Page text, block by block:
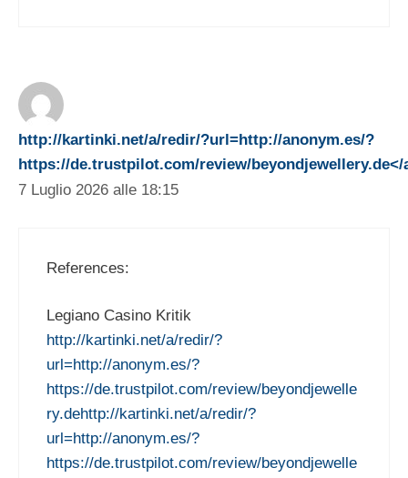
http://kartinki.net/a/redir/?url=http://anonym.es/?
https://de.trustpilot.com/review/beyondjewellery.de</
7 Luglio 2026 alle 18:15
References:
Legiano Casino Kritik
http://kartinki.net/a/redir/?
url=http://anonym.es/?
https://de.trustpilot.com/review/beyondjewelle
ry.dehttp://kartinki.net/a/redir/?
url=http://anonym.es/?
https://de.trustpilot.com/review/beyondjewelle